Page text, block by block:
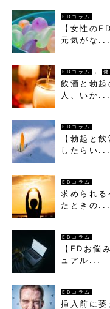
EDコラム
【女性の
元気がな...
EDコラム ,
飲酒と勃
人、いか...
EDコラム
【勃起と
したらい...
EDコラム
求められ
たときの...
EDコラム
【EDお悩
ュアル...
EDコラム
挿入前に